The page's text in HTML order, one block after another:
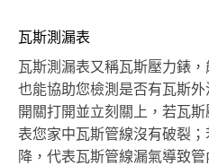
瓦斯測漏表
瓦斯測漏表又稱瓦斯壓力錶
也能協助您檢測是否有瓦斯
開關打開並立刻關上，若瓦
表您家中瓦斯管線沒有破裂
降，代表瓦斯管線漏氣導致